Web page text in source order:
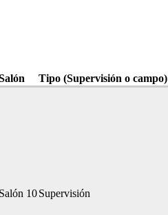
Tipo (Supervisión o campo)
Salón 10Supervisión